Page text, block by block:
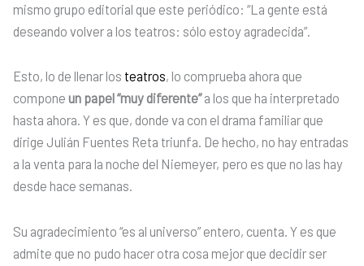
mismo grupo editorial que este periódico: “La gente está
deseando volver a los teatros: sólo estoy agradecida”.
Esto, lo de llenar los teatros, lo comprueba ahora que
compone un papel “muy diferente”a los que ha interpretado
hasta ahora. Y es que, donde va con el drama familiar que
dirige Julián Fuentes Reta triunfa. De hecho, no hay entradas
a la venta para la noche del Niemeyer, pero es que no las hay
desde hace semanas.
Su agradecimiento “es al universo” entero, cuenta. Y es que
admite que no pudo hacer otra cosa mejor que decidir ser